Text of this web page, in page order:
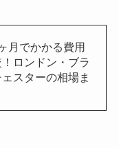
月でかかる費用
ロンドン・ブラ
スターの相場ま